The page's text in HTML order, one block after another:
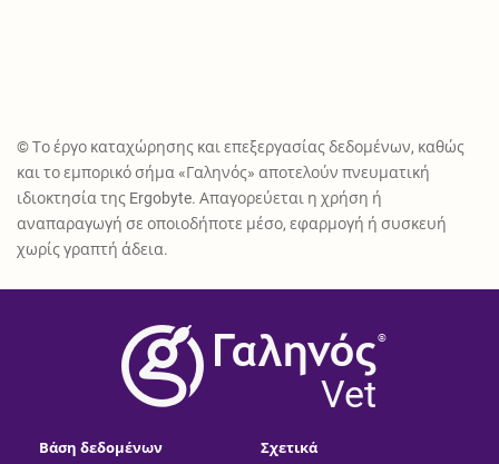
© Το έργο καταχώρησης και επεξεργασίας δεδομένων, καθώς
και το εμπορικό σήμα «Γαληνός» αποτελούν πνευματική
ιδιοκτησία της Ergobyte. Απαγορεύεται η χρήση ή
αναπαραγωγή σε οποιοδήποτε μέσο, εφαρμογή ή συσκευή
χωρίς γραπτή άδεια.
®
Vet
Βάση δεδομένων Σχετικά